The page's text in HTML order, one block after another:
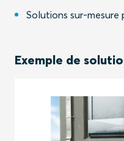
Solutions sur-mesure
Exemple de